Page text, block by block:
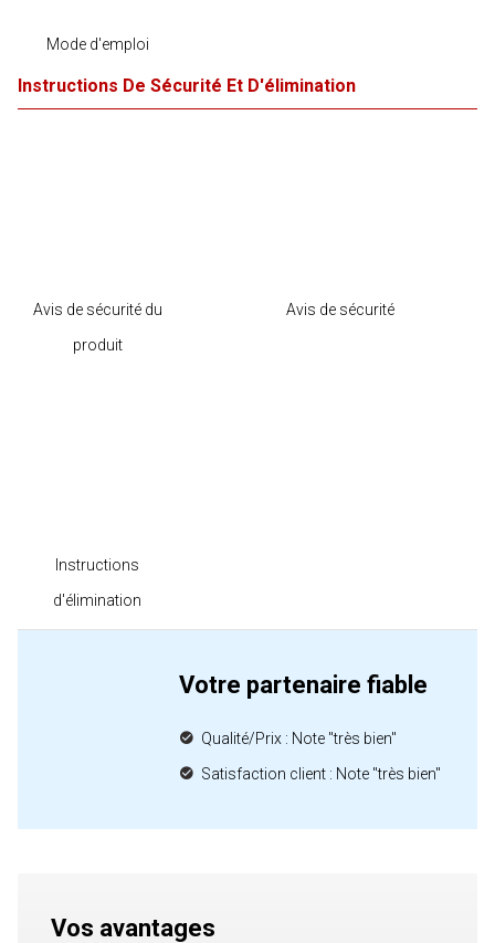
Mode d'emploi
Instructions De Sécurité Et D'élimination
Avis de sécurité du
produit
Avis de sécurité
Instructions
d'élimination
Votre partenaire fiable
Qualité/Prix : Note "très bien"
Satisfaction client : Note "très bien"
Vos avantages